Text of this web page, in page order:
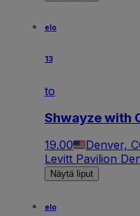
elo
13
to
Shwayze with
19.00 Denver,
Levitt Pavilion
Näytä liput
elo